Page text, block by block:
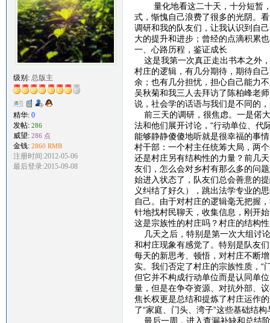
级别: 总版主
精华: 0
发帖: 286
威望: 286 点
金钱: 2860 RMB
注册时间:2012-05-06
最后登录:2015-09-08
量化地看这二十天，十分短暂，
式，惭愧自己浪费了很多的光阴。
调研和我的队友们，让我认识到自
大的提升和进步；曾经的点滴积累
一、心路历程，鉴证成长
这是我第一次真正走出书本之外
村庄的逻辑，有几分期待，期待自
余；也有几分担忧，担心自己能力
吴秋菊和我三人去拜访了陈柏峰老
说，社会学的话语与我们是不同的
前三天的调研，很焦虑。一是偌
法和他们展开讨论，“行动单位、代
能够静静傻傻地听就是很幸福的事
村干部：一个村主任统筹大局，两
还是村庄另有结构性的力量？前几
友们，怎么会对乡村有那么多的问
始进入状态了，队友们总会善意的
义纠结了好久），跳出法学专业的
自己。由于对村庄的逻辑毫无把握
针地找村民聊天，收集信息，刚开
这是宗族性的村庄吗？村庄的结构
几天之后，特别是第一次大组讨
和村庄现象有感觉了。特别是队友
每天的新思考、顿悟，对村庄不断
实。我们否定了村庄的宗族性质，“
但它并不构成行动单位而是认同单
量，但是在争夺资源、对抗外部、
焦长权更是总结和提炼了村庄运作
了“家庭、门头、湾子”这些基础结
最后一周，进入查漏补缺和总结